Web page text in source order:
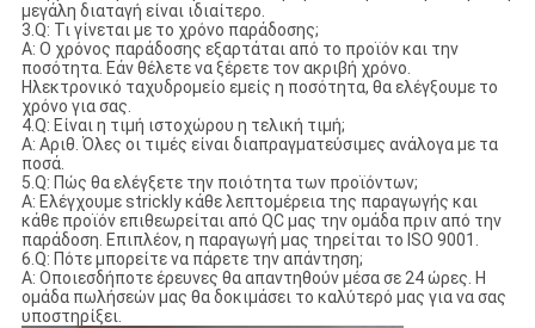
μεγάλη διαταγή είναι ιδιαίτερο.
3.Q: Τι γίνεται με το χρόνο παράδοσης;
Α: Ο χρόνος παράδοσης εξαρτάται από το προϊόν και την
ποσότητα. Εάν θέλετε να ξέρετε τον ακριβή χρόνο.
Ηλεκτρονικό ταχυδρομείο εμείς η ποσότητα, θα ελέγξουμε το
χρόνο για σας.
4.Q: Είναι η τιμή ιστοχώρου η τελική τιμή;
Α: Αριθ. Όλες οι τιμές είναι διαπραγματεύσιμες ανάλογα με τα
ποσά.
5.Q: Πώς θα ελέγξετε την ποιότητα των προϊόντων;
Α: Ελέγχουμε strickly κάθε λεπτομέρεια της παραγωγής και
κάθε προϊόν επιθεωρείται από QC μας την ομάδα πριν από την
παράδοση. Επιπλέον, η παραγωγή μας τηρείται το ISO 9001.
6.Q: Πότε μπορείτε να πάρετε την απάντηση;
Α: Οποιεσδήποτε έρευνες θα απαντηθούν μέσα σε 24 ώρες. Η
ομάδα πωλήσεών μας θα δοκιμάσει το καλύτερό μας για να σας
υποστηρίξει.